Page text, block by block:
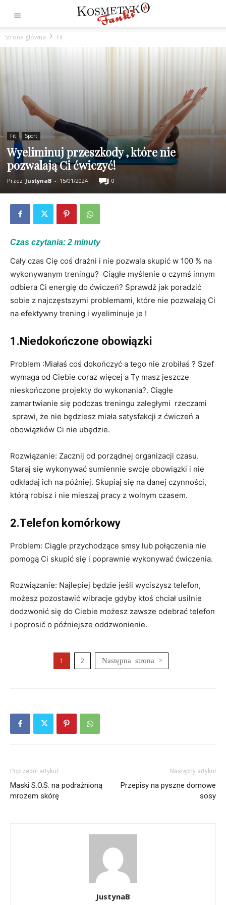
Strona główna Fit
Fit Sport
Wyeliminuj przeszkody , które nie
pozwalają Ci ćwiczyć!
Przez JustynaB - 15/01/2024 0
Czas czytania: 2 minuty
Cały czas Cię coś drażni i nie pozwala skupić w 100 % na
wykonywanym treningu? Ciągłe myślenie o czymś innym
odbiera Ci energię do ćwiczeń? Sprawdź jak poradzić
sobie z najczęstszymi problemami, które nie pozwalają Ci
na efektywny trening i wyeliminuje je !
1.Niedokończone obowiązki
Problem :Miałaś coś dokończyć a tego nie zrobiłaś ? Szef
wymaga od Ciebie coraz więcej a Ty masz jeszcze
nieskończone projekty do wykonania?. Ciągłe
zamartwianie się podczas treningu zaległymi rzeczami
sprawi, że nie będziesz miała satysfakcji z ćwiczeń a
obowiązków Ci nie ubędzie.
Rozwiązanie: Zacznij od porządnej organizacji czasu.
Staraj się wykonywać sumiennie swoje obowiązki i nie
odkładaj ich na później. Skupiaj się na danej czynności,
którą robisz i nie mieszaj pracy z wolnym czasem.
2.Telefon komórkowy
Problem: Ciągle przychodzące smsy lub połączenia nie
pomogą Ci skupić się i poprawnie wykonywać ćwiczenia.
Rozwiązanie: Najlepiej będzie jeśli wyciszysz telefon,
możesz pozostawić wibracje gdyby ktoś chciał usilnie
dodzwonić się do Ciebie możesz zawsze odebrać telefon
i poprosić o późniejsze oddzwonienie.
1 2
Poprzedni artykuł
Maski S.O.S. na podrażnioną
mrozem skórę
Następny artykuł
Przepisy na pyszne domowe
sosy
JustynaB